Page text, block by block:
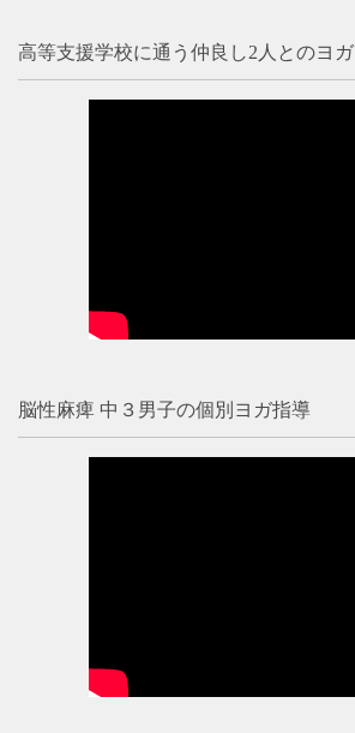
高等支援学校に通う仲良し2人とのヨガ
脳性麻痺 中３男子の個別ヨガ指導